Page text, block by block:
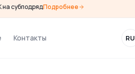
на субподрядПодробнее
Контакты RU